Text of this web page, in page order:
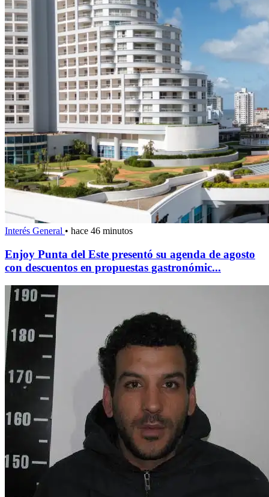
Interés General • hace 46 minutos
Enjoy Punta del Este presentó su agenda de agosto
con descuentos en propuestas gastronómic...